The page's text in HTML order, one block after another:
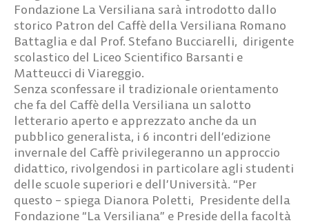
Fondazione La Versiliana sarà introdotto dallo
storico Patron del Caffè della Versiliana Romano
Battaglia e dal Prof. Stefano Bucciarelli, dirigente
scolastico del Liceo Scientifico Barsanti e
Matteucci di Viareggio.
Senza sconfessare il tradizionale orientamento
che fa del Caffè della Versiliana un salotto
letterario aperto e apprezzato anche da un
pubblico generalista, i 6 incontri dell’edizione
invernale del Caffè privilegeranno un approccio
didattico, rivolgendosi in particolare agli studenti
delle scuole superiori e dell’Università. “Per
questo – spiega Dianora Poletti, Presidente della
Fondazione “La Versiliana” e Preside della facoltà